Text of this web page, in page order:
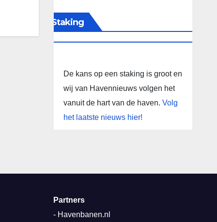
Staking
De kans op een staking is groot en
wij van Havennieuws volgen het
vanuit de hart van de haven. Volg
het laatste nieuws hier!
Partners
- Havenbanen.nl